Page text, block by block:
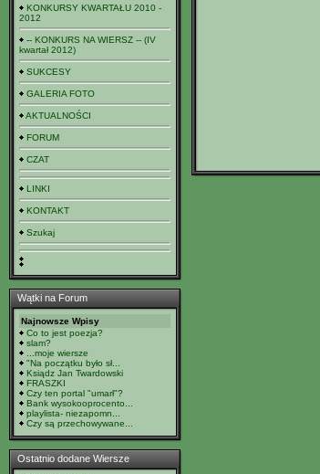
KONKURSY KWARTAŁU 2010 -
2012
-- KONKURS NA WIERSZ -- (IV
kwartał 2012)
SUKCESY
GALERIA FOTO
AKTUALNOŚCI
FORUM
CZAT
LINKI
KONTAKT
Szukaj
Wątki na Forum
Najnowsze Wpisy
Co to jest poezja?
slam?
...moje wiersze
"Na początku było sł...
Ksiądz Jan Twardowski
FRASZKI
Czy ten portal "umarł"?
Bank wysokooprocento...
playlista- niezapomn...
Czy są przechowywane...
Ostatnio dodane Wiersze